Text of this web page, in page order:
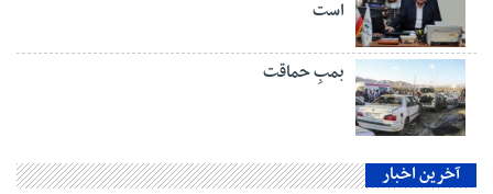
است
بمبِ حماقت
آخرین اخبار